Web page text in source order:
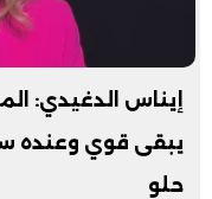
إيناس الدغيدي:
يبقى قوي
حلو